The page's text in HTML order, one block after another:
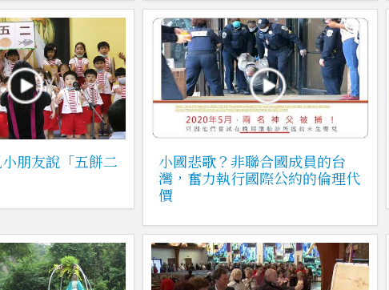
朋友說「五餅二
小國悲歌？非聯合國成員的台
灣，奮力執行國際公約的倫理代
價